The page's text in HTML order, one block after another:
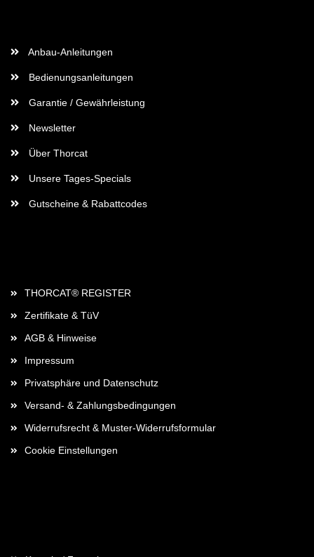
Anbau-Anleitungen
Bedienungsanleitungen
Garantie / Gewährleistung
Newsletter
Über Thorcat
Unsere Tages-Specials
Gutscheine & Rabattcodes
THORCAT® REGISTER
Zertifikate & TüV
AGB & Hinweise
Impressum
Privatsphäre und Datenschutz
Versand- & Zahlungsbedingungen
Widerrufsrecht & Muster-Widerrufsformular
Cookie Einstellungen